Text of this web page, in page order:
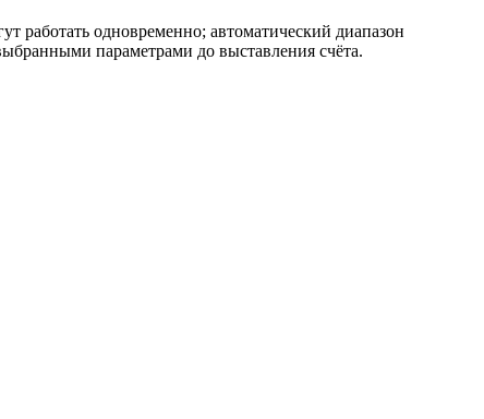
работать одновременно; автоматический диапазон
параметрами до выставления счёта.